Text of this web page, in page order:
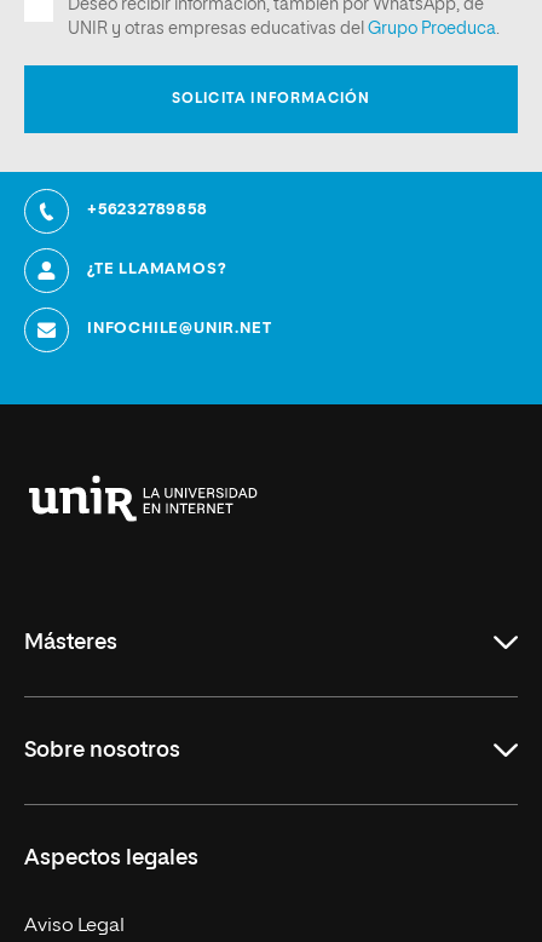
+56232789858
¿TE LLAMAMOS?
INFOCHILE@UNIR.NET
Másteres
Derecho
Empresa
MBA
Sobre nosotros
Nuestro Equipo
Contacto
Aspectos legales
Aviso Legal